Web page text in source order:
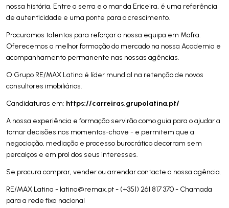
nossa história. Entre a serra e o mar da Ericeira, é uma referência
de autenticidade e uma ponte para o crescimento.
Procuramos talentos para reforçar a nossa equipa em Mafra.
Oferecemos a melhor formação do mercado na nossa Academia e
acompanhamento permanente nas nossas agências.
O Grupo RE/MAX Latina é líder mundial na retenção de novos
consultores imobiliários.
Candidaturas em: https://carreiras.grupolatina.pt/
A nossa experiência e formação servirão como guia para o ajudar a
tomar decisões nos momentos-chave - e permitem que a
negociação, mediação e processo burocrático decorram sem
percalços e em prol dos seus interesses.
Se procura comprar, vender ou arrendar contacte a nossa agência.
RE/MAX Latina - latina@remax.pt- (+351) 261 817 370 - Chamada
para a rede fixa nacional